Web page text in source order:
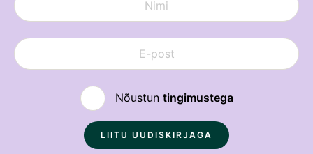
Nõustun tingimustega